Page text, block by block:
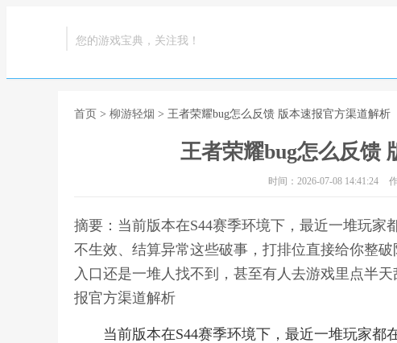
您的游戏宝典，关注我！
首页 > 柳游轻烟 > 王者荣耀bug怎么反馈 版本速报官方渠道解析
王者荣耀bug怎么反馈
时间：2026-07-08 14:41:24
摘要：当前版本在S44赛季环境下，最近一堆玩
不生效、结算异常这些破事，打排位直接给你整
入口还是一堆人找不到，甚至有人去游戏里点半
报官方渠道解析
当前版本在S44赛季环境下，最近一堆玩家都